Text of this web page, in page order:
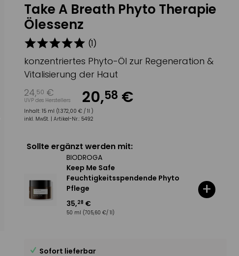
Take A Breath Phyto Therapie
Ölessenz
(1)
konzentriertes Phyto-Öl zur Regeneration &
Vitalisierung der Haut
24,50 €
UVP des Herstellers 20,58 €
Inhalt:15 ml (1.372,00 € / 1l )
inkl. MwSt. |Artikel-Nr.: 5492
Sollte ergänzt werden mit:
BIODROGA
Keep Me Safe
Feuchtigkeitsspendende Phyto
Pflege
35,28 €
50 ml (705,60 €/ 1l)
+
Sofort lieferbar